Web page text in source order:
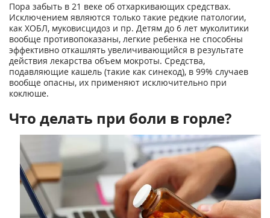
Пора забыть в 21 веке об отхаркивающих средствах.
Исключением являются только такие редкие патологии,
как ХОБЛ, муковисцидоз и пр. Детям до 6 лет муколитики
вообще противопоказаны, легкие ребенка не способны
эффективно откашлять увеличивающийся в результате
действия лекарства объем мокроты. Средства,
подавляющие кашель (такие как синекод), в 99% случаев
вообще опасны, их применяют исключительно при
коклюше.
Что делать при боли в горле?